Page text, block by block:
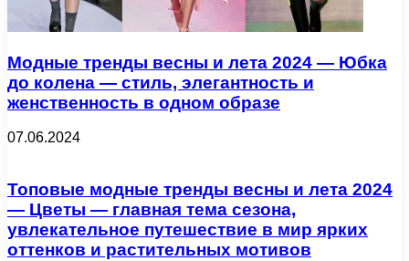
Модные тренды весны и лета 2024 — Юбка
до колена — стиль, элегантность и
женственность в одном образе
07.06.2024
Топовые модные тренды весны и лета 2024
— Цветы — главная тема сезона,
увлекательное путешествие в мир ярких
оттенков и растительных мотивов